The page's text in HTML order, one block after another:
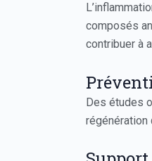
composés
contribuer à
Des études
régénération